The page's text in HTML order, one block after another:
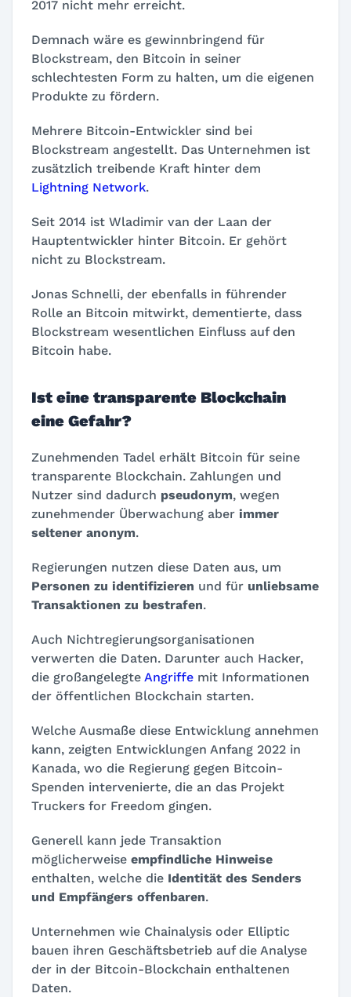
2017 nicht mehr erreicht.
Demnach wäre es gewinnbringend für
Blockstream, den Bitcoin in seiner
schlechtesten Form zu halten, um die eigenen
Produkte zu fördern.
Mehrere Bitcoin-Entwickler sind bei
Blockstream angestellt. Das Unternehmen ist
zusätzlich treibende Kraft hinter dem
Lightning Network.
Seit 2014 ist Wladimir van der Laan der
Hauptentwickler hinter Bitcoin. Er gehört
nicht zu Blockstream.
Jonas Schnelli, der ebenfalls in führender
Rolle an Bitcoin mitwirkt, dementierte, dass
Blockstream wesentlichen Einfluss auf den
Bitcoin habe.
Ist eine transparente Blockchain
eine Gefahr?
Zunehmenden Tadel erhält Bitcoin für seine
transparente Blockchain. Zahlungen und
Nutzer sind dadurch pseudonym, wegen
zunehmender Überwachung aber immer
seltener anonym.
Regierungen nutzen diese Daten aus, um
Personen zu identifizieren und für unliebsame
Transaktionen zu bestrafen.
Auch Nichtregierungsorganisationen
verwerten die Daten. Darunter auch Hacker,
die großangelegte Angriffe mit Informationen
der öffentlichen Blockchain starten.
Welche Ausmaße diese Entwicklung annehmen
kann, zeigten Entwicklungen Anfang 2022 in
Kanada, wo die Regierung gegen Bitcoin-
Spenden intervenierte, die an das Projekt
Truckers for Freedom gingen.
Generell kann jede Transaktion
möglicherweise empfindliche Hinweise
enthalten, welche die Identität des Senders
und Empfängers offenbaren.
Unternehmen wie Chainalysis oder Elliptic
bauen ihren Geschäftsbetrieb auf die Analyse
der in der Bitcoin-Blockchain enthaltenen
Daten.